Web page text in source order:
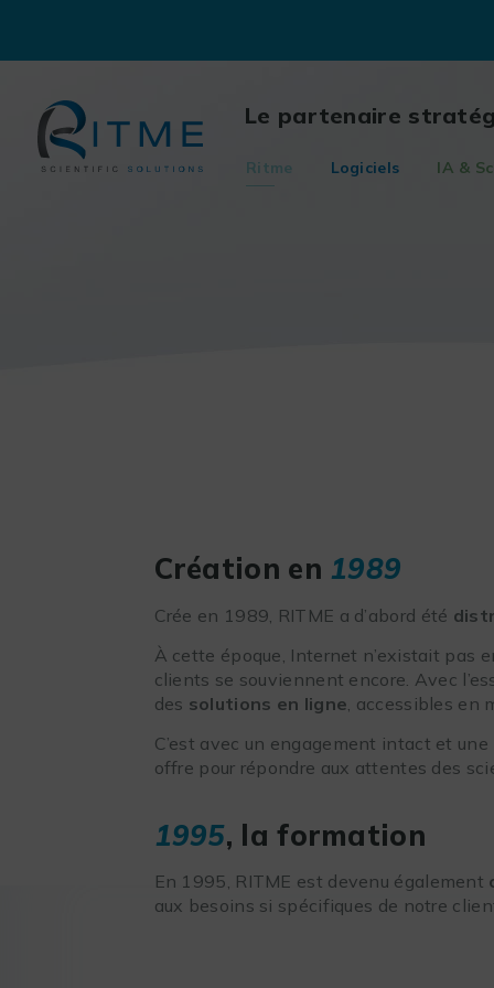
content
Le partenaire
Ritme Logiciels IA &
Création en 1989
Crée en 1989, RITME a d’abord été
À cette époque, Internet n’existait pas
clients se souviennent encore. Avec
des solutions en ligne , accessibles en
C’est avec un engagement intact et
offre pour répondre aux attentes des
1995, la formation
En 1995, RITME est devenu également
aux besoins si spécifiques de notre